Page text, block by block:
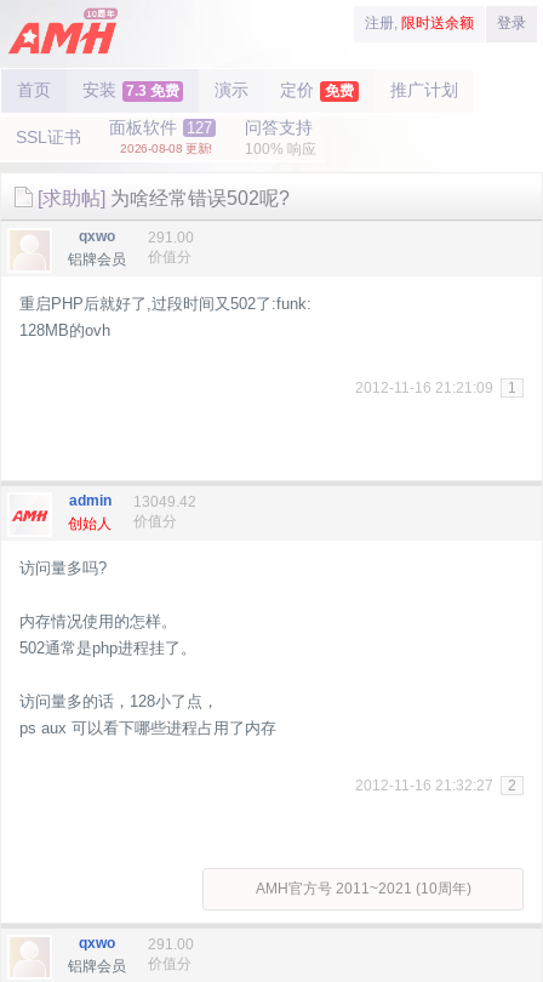
注册, 限时送余额 登录
首页 安装 7.3 免费 演示 定价 免费 推广计划
SSL证书 面板软件 127
2026-08-08 更新!
问答支持
100% 响应
[求助帖] 为啥经常错误502呢?
qxwo
铝牌会员
291.00
价值分
重启PHP后就好了,过段时间又502了:funk:
128MB的ovh
2012-11-16 21:21:09 1
admin
创始人
13049.42
价值分
访问量多吗?
内存情况使用的怎样。
502通常是php进程挂了。
访问量多的话，128小了点，
ps aux 可以看下哪些进程占用了内存
2012-11-16 21:32:27 2
AMH官方号 2011~2021 (10周年)
qxwo
铝牌会员
291.00
价值分